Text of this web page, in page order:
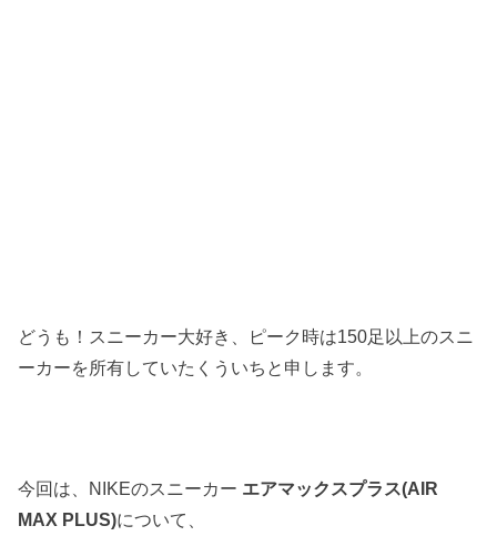
どうも！スニーカー大好き、ピーク時は150足以上のスニ
ーカーを所有していたくういちと申します。
今回は、NIKEのスニーカー エアマックスプラス(AIR
MAX PLUS)について、